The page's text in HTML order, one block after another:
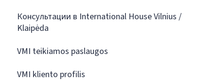
Консультации в International House Vilnius /
Klaipėda
VMI teikiamos paslaugos
VMI kliento profilis